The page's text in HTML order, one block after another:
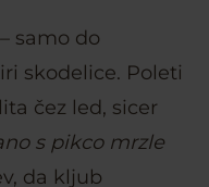
samo do
skodelice. Poleti
čez led, sicer
s pikco mrzle
da kljub